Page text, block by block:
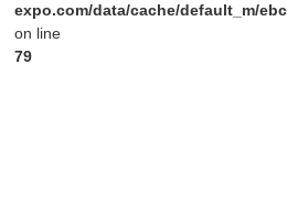
expo.com/data/cache/default_m/
on line
79